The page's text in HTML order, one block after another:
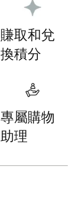
賺取和兌
換積分
專屬購物
助理